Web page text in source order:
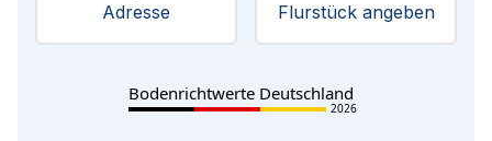
Adresse Flurstück angeben
Bodenrichtwerte Deutschland
2026